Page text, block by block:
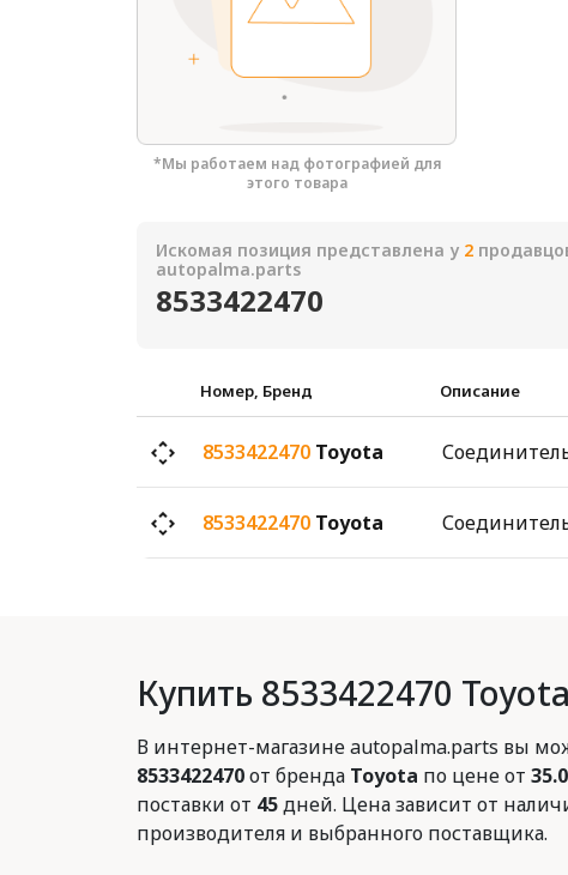
*Мы работаем над фотографией для
этого товара
Искомая позиция представлена у 2
autopalma.parts
8533422470
Номер, Бренд Описание
8533422470 Toyota
8533422470 Toyota
Купить 8533422470 Toyota
В интернет-магазине autopalma.parts вы
8533422470от бренда Toyota по цене от
поставки от 45дней. Цена зависит от
производителя и выбранного поставщика.